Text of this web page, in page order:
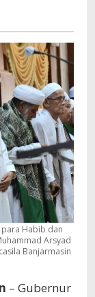
Habib dan
Arsyad
Banjarmasin
– Gubernur